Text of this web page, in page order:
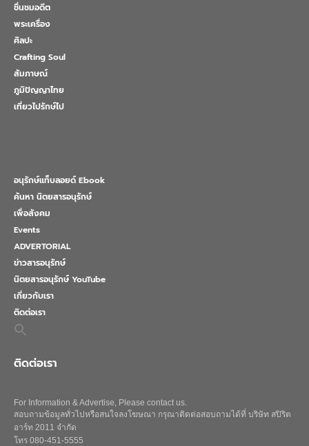
ชื่นชมอดีต
พระเครื่อง
ศิลปะ
Crafting Soul
สัมภาษณ์
ภูมิปัญญาไทย
เที่ยวไปรักษ์ไป
อนุรักษ์แท็บลอยด์ Ebook
ค้นหา นิตยสารอนุรักษ์
เพื่อสังคม
Events
ADVERTORIAL
ข่าวสารอนุรักษ์
นิตยสารอนุรักษ์ YouTube
เกี่ยวกับเรา
ติดต่อเรา
Search
for:
ติดต่อเรา
For Information & Advertise, Please contact us.
สอบถามข้อมูลทั่วไปหรือสนใจลงโฆษณา กรุณาติดต่อสอบถามได้ที่ บริษัท สปิริต
อาร์ท 2011 จำกัด
โทร 080-451-5555